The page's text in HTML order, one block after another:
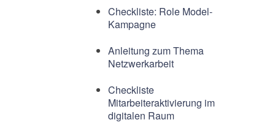
Checkliste: Role Model-
Kampagne
Anleitung zum Thema
Netzwerkarbeit
Checkliste
Mitarbeiteraktivierung im
digitalen Raum